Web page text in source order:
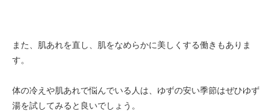
また、肌あれを直し、肌をなめらかに美しくする働きもありま
す。
体の冷えや肌あれで悩んでいる人は、ゆずの安い季節はぜひゆず
湯を試してみると良いでしょう。